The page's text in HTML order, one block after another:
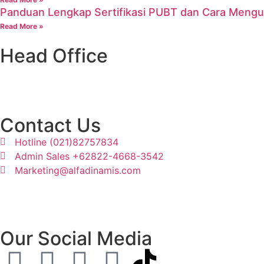
Panduan Lengkap Sertifikasi PUBT dan Cara
Read More »
Head Office
Contact Us
Hotline (021)82757834
Admin Sales +62822-4668-3542
Marketing@alfadinamis.com
Our Social Media